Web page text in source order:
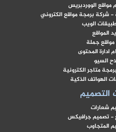
الووردبريس
برمجة مواقع الكتروني
الويب
المواقع
جملة
المحتوى
السيو
متاجر الكترونية
الهواتف الذكية
شعارات
- تصميم جرافيكس
المتجاوب